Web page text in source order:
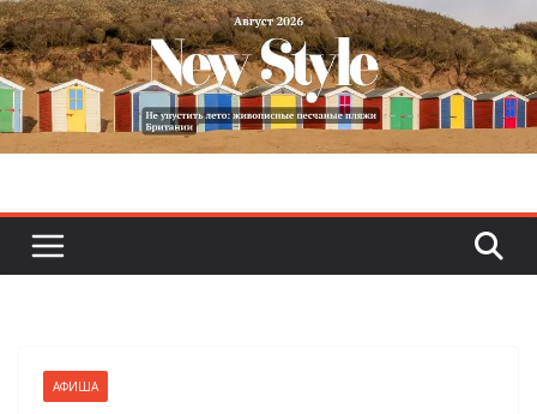
Skip
to
content
АФИША